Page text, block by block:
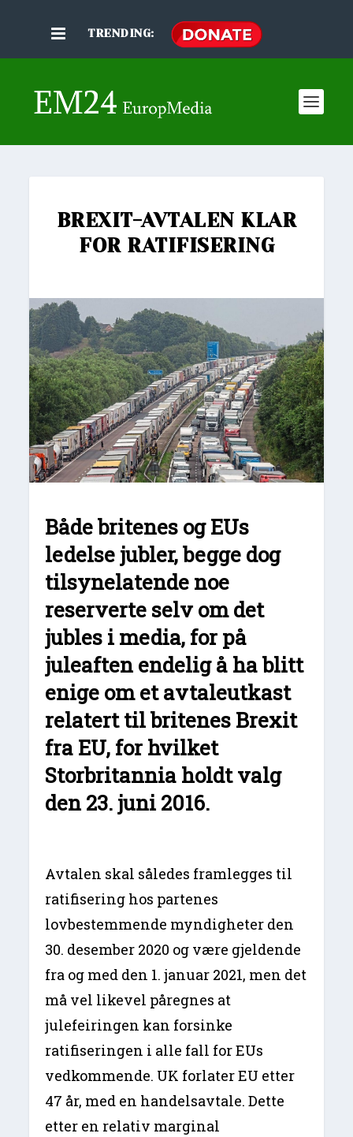
TRENDING:
BREXIT-AVTALEN KLAR
FOR RATIFISERING
Både britenes og EUs
ledelse jubler, begge dog
tilsynelatende noe
reserverte selv om det
jubles i media, for på
juleaften endelig å ha blitt
enige om et avtaleutkast
relatert til britenes Brexit
fra EU, for hvilket
Storbritannia holdt valg
den 23. juni 2016.
Avtalen skal således framlegges til
ratifisering hos partenes
lovbestemmende myndigheter den
30. desember 2020 og være gjeldende
fra og med den 1. januar 2021, men det
må vel likevel påregnes at
julefeiringen kan forsinke
ratifiseringen i alle fall for EUs
vedkommende. UK forlater EU etter
47 år, med en handelsavtale. Dette
etter en relativ marginal